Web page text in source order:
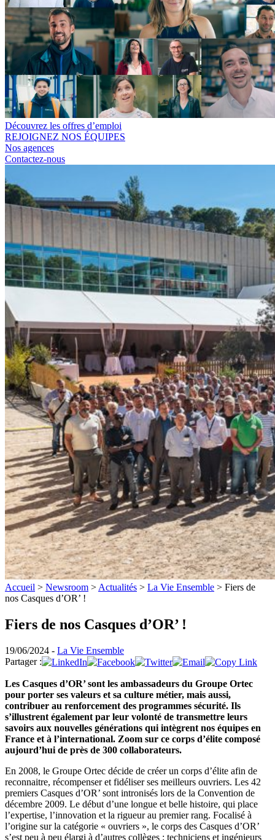
Découvrez les offres d’emploi
REJOIGNEZ NOS ÉQUIPES
Nos agences
Contactez-nous
Accueil > Newsroom > Actualités > La Vie Ensemble > Fiers de
nos Casques d’OR’ !
Fiers de nos Casques d’OR’ !
19/06/2024 - La Vie Ensemble
Partager :
Les Casques d’OR’ sont les ambassadeurs du Groupe Ortec
pour porter ses valeurs et sa culture métier, mais aussi,
contribuer au renforcement des programmes sécurité. Ils
s’illustrent également par leur volonté de transmettre leurs
savoirs aux nouvelles générations qui intègrent nos équipes en
France et à l’international. Zoom sur ce corps d’élite composé
aujourd’hui de près de 300 collaborateurs.
En 2008, le Groupe Ortec décide de créer un corps d’élite afin de
reconnaitre, récompenser et fidéliser ses meilleurs ouvriers. Les 42
premiers Casques d’OR’ sont intronisés lors de la Convention de
décembre 2009. Le début d’une longue et belle histoire, qui place
l’expertise, l’innovation et la rigueur au premier rang. Focalisé à
l’origine sur la catégorie « ouvriers », le corps des Casques d’OR’
s’est peu à peu élargi à d’autres collèges : techniciens et ingénieurs